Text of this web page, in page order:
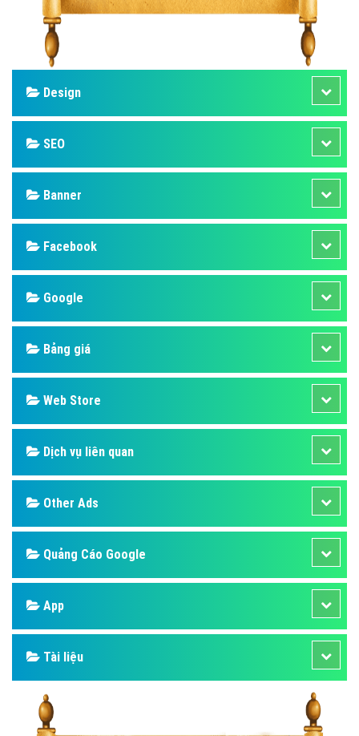
Design
SEO
Banner
Facebook
Google
Bảng giá
Web Store
Dịch vụ liên quan
Other Ads
Quảng Cáo Google
App
Tài liệu